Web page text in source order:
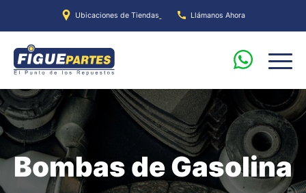
Ubicaciones de Tiendas Llámanos Ahora
Bombas de Gasolina